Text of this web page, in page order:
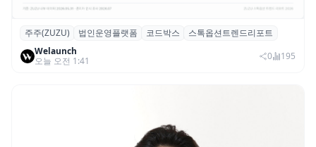
스톡옵션 취소율 2년 만에 18.2%→31.3%…
권리 발생 즉시 행사 비중도 급증
주주(ZUZU) 법인운영플랫폼 코드박스
스톡옵션트렌드리포트
Welaunch
오늘 오전 1:41
0 195